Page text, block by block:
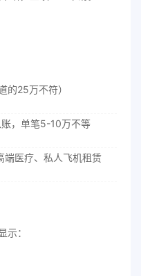
的25万不符）
，单笔5-10万不等
端医疗、私人飞机租赁
示：